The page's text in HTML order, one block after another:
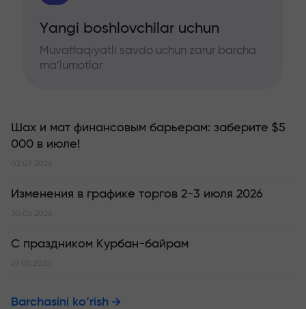
Yangi boshlovchilar uchun
Muvaffaqiyatli savdo uchun zarur barcha
ma’lumotlar
Шах и мат финансовым барьерам: заберите $5
000 в июле!
02.07.2026
Изменения в графике торгов 2-3 июля 2026
30.06.2026
С праздником Курбан-байрам
27.05.2026
Barchasini ko‘rish